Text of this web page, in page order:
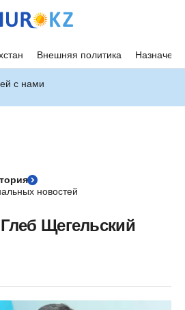
Внешняя политика
с нами
новостей
Щегельский